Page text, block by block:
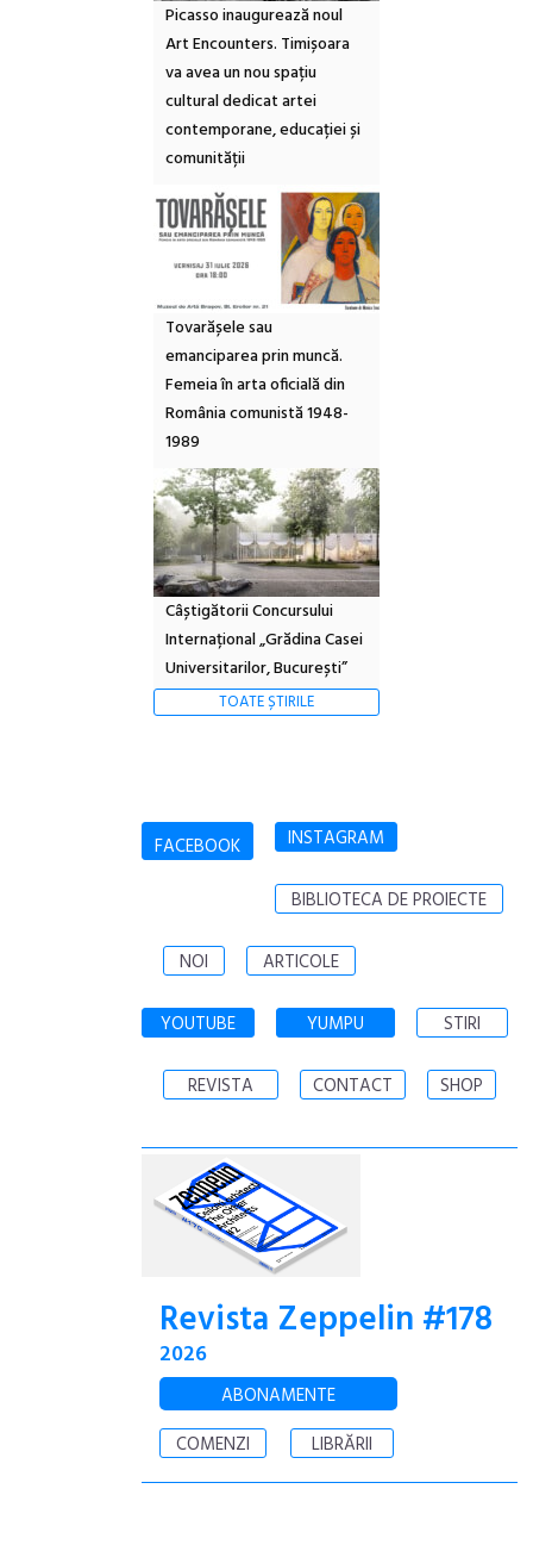
Picasso inaugurează noul
Art Encounters. Timișoara
va avea un nou spațiu
cultural dedicat artei
contemporane, educației și
comunității
Tovarășele sau
emanciparea prin muncă.
Femeia în arta oficială din
România comunistă 1948-
1989
Câștigătorii Concursului
Internațional „Grădina Casei
Universitarilor, București”
TOATE ȘTIRILE
FACEBOOK INSTAGRAM
BIBLIOTECA DE PROIECTE
NOI ARTICOLE
YOUTUBE YUMPU STIRI
REVISTA CONTACT SHOP
Revista Zeppelin #178
2026
ABONAMENTE
COMENZI
LIBRĂRII